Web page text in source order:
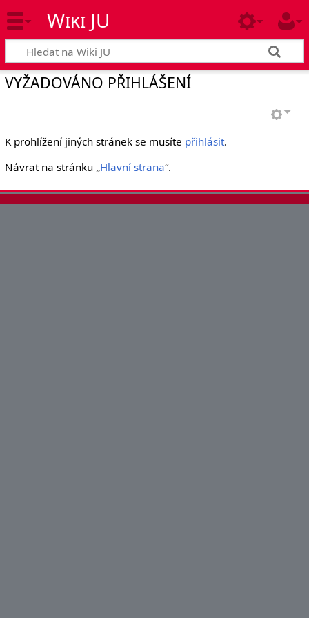
Wiki JU
VYŽADOVÁNO PŘIHLÁŠENÍ
K prohlížení jiných stránek se musíte přihlásit.
Návrat na stránku „Hlavní strana“.